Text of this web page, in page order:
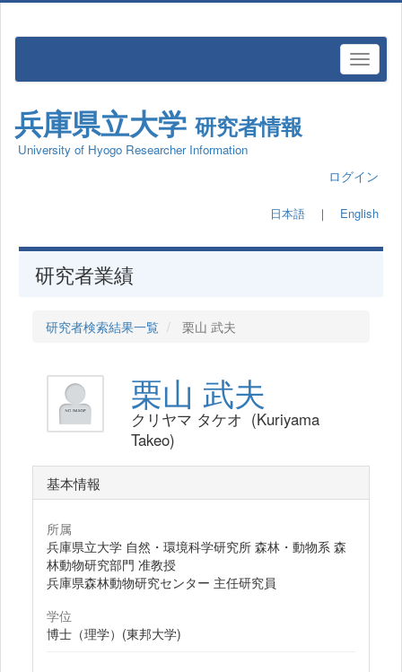
兵庫県立大学 研究者情報
University of Hyogo Researcher Information
ログイン
日本語 ｜ English
研究者業績
研究者検索結果一覧 栗山 武夫
栗山 武夫
クリヤマ タケオ (Kuriyama
Takeo)
基本情報
所属
兵庫県立大学 自然・環境科学研究所 森林・動物系 森
林動物研究部門 准教授
兵庫県森林動物研究センター 主任研究員
学位
博士（理学）(東邦大学)